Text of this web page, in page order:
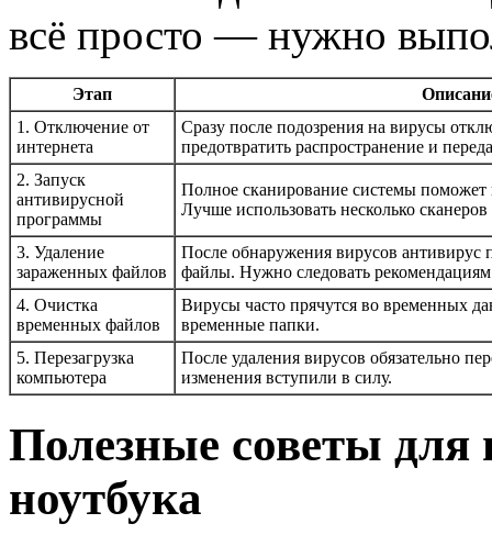
всё просто — нужно
Этап
1. Отключение от
интернета
Сразу после подозрения на вирусы
предотвратить распространение и
2. Запуск
антивирусной
программы
Полное сканирование системы
Лучше использовать несколько
3. Удаление
зараженных файлов
После обнаружения вирусов антивирус
файлы. Нужно следовать
4. Очистка
временных файлов
Вирусы часто прячутся во временных
временные папки.
5. Перезагрузка
компьютера
После удаления вирусов обязательно
изменения вступили в силу.
Полезные советы
ноутбука